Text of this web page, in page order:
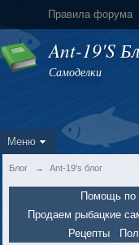
Правила форума
Ant-19's
Самоделки
Меню
Блог → Ant-19's блог
Помощь по
Продаем рыбацкие
Рецепты